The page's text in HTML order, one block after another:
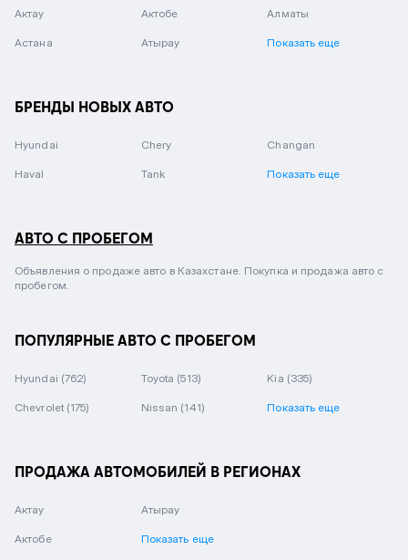
Актау Актобе Алматы
Астана Атырау Показать еще
БРЕНДЫ НОВЫХ АВТО
Hyundai Chery Changan
Haval Tank Показать еще
АВТО С ПРОБЕГОМ
Объявления о продаже авто в Казахстане. Покупка и продажа авто с
пробегом.
ПОПУЛЯРНЫЕ АВТО С ПРОБЕГОМ
Hyundai (762) Toyota (513) Kia (335)
Chevrolet (175) Nissan (141) Показать еще
ПРОДАЖА АВТОМОБИЛЕЙ В РЕГИОНАХ
Актау
Актобе
Атырау
Показать еще